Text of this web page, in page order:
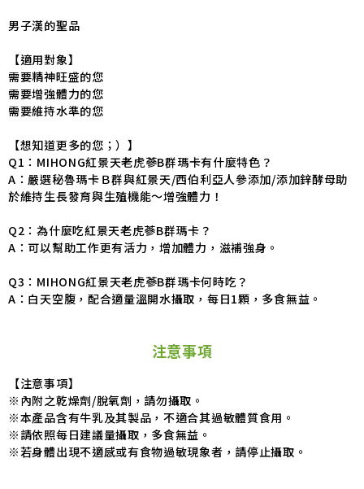
男子漢的聖品
【適用對象】
需要精神旺盛的您
需要增強體力的您
需要維持水準的您
【想知道更多的您；）】
Q1：MIHONG紅景天老虎蔘B群瑪卡有什麼特色？
A：嚴選秘魯瑪卡Ｂ群與紅景天/西伯利亞人參添加/添加鋅酵母助
於維持生長發育與生殖機能～增強體力！
Q2：為什麼吃紅景天老虎蔘B群瑪卡？
A：可以幫助工作更有活力，增加體力，滋補強身。
Q3：MIHONG紅景天老虎蔘B群瑪卡何時吃？
A：白天空腹，配合適量溫開水攝取，每日1顆，多食無益。
注意事項
【注意事項】
※內附之乾燥劑/脫氧劑，請勿攝取。
※本產品含有牛乳及其製品，不適合其過敏體質食用。
※請依照每日建議量攝取，多食無益。
※若身體出現不適感或有食物過敏現象者，請停止攝取。